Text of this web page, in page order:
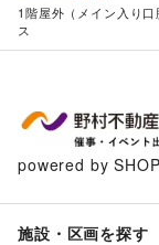
1階屋外（メイン入り
ス
powered by
施設・区画を探す